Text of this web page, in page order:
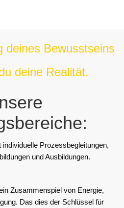
deines Bewusstseins
deine Realität.
Prozessbegleitungen,
und Ausbildungen.
Zusammenspiel von Energie,
Das dies der Schlüssel für